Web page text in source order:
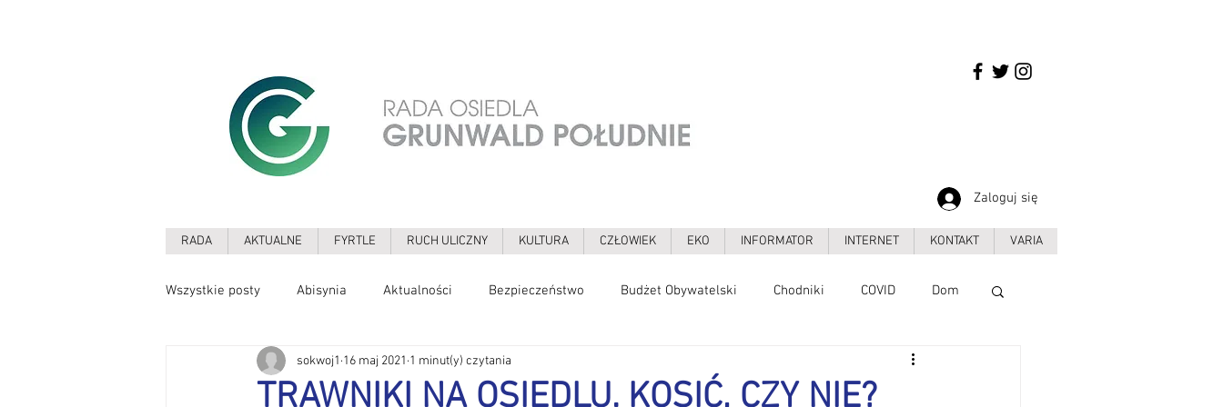
Zaloguj się
RADA AKTUALNE FYRTLE RUCH ULICZNY KULTURA CZŁOWIEK EKO INFORMATOR INTERNET KONTAKT VARIA
Wszystkie posty Abisynia Aktualności Bezpieczeństwo Budżet Obywatelski Chodniki COVID Dom
Edukacja Ekologia Galerie
TRAWNIKI NA OSIEDLU. KOSIĆ, CZY NIE?
sokwoj1 16 maj 2021 1 minut(y) czytania